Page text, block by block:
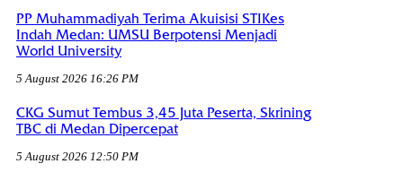
PP Muhammadiyah Terima Akuisisi STIKes
Indah Medan: UMSU Berpotensi Menjadi
World University
5 August 2026 16:26 PM
CKG Sumut Tembus 3,45 Juta Peserta, Skrining
TBC di Medan Dipercepat
5 August 2026 12:50 PM